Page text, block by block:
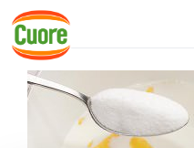
Skip
content
02